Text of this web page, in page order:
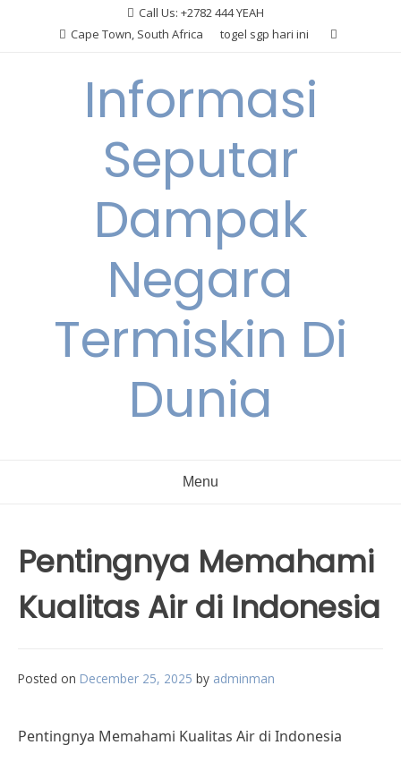
Call Us: +2782 444 YEAH
Cape Town, South Africa
togel sgp hari ini
Informasi
Seputar
Dampak
Negara
Termiskin Di
Dunia
Menu
Pentingnya Memahami
Kualitas Air di Indonesia
Posted on December 25, 2025 by adminman
Pentingnya Memahami Kualitas Air di Indonesia